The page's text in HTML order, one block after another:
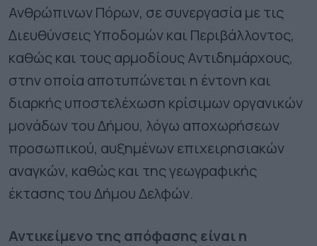
Ανθρώπινων Πόρων, σε συνεργασία με τις
Διευθύνσεις Υποδομών και Περιβάλλοντος,
καθώς και τους αρμοδίους Αντιδημάρχους,
στην οποία αποτυπώνεται η έντονη και
διαρκής υποστελέχωση κρίσιμων οργανικών
μονάδων του Δήμου, λόγω αποχωρήσεων
προσωπικού, αυξημένων επιχειρησιακών
αναγκών, καθώς και της γεωγραφικής
έκτασης του Δήμου Δελφών.
Αντικείμενο της απόφασης είναι η